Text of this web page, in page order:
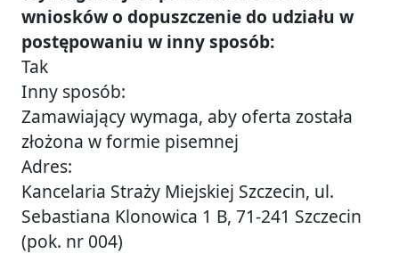
wniosków o dopuszczenie do udziału w
postępowaniu w inny sposób:
Tak
Inny sposób:
Zamawiający wymaga, aby oferta została
złożona w formie pisemnej
Adres:
Kancelaria Straży Miejskiej Szczecin, ul.
Sebastiana Klonowica 1 B, 71-241 Szczecin
(pok. nr 004)